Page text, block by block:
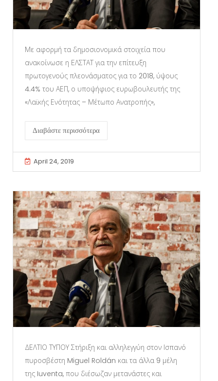
Με αφορμή τα δημοσιονομικά στοιχεία που
ανακοίνωσε η ΕΛΣΤΑΤ για την επίτευξη
πρωτογενούς πλεονάσματος για το 2018, ύψους
4.4% του ΑΕΠ, ο υποψήφιος ευρωβουλευτής της
«Λαϊκής Ενότητας – Μέτωπο Ανατροπής»,
Διαβάστε περισσότερα
April 24, 2019
ΔΕΛΤΙΟ ΤΥΠΟΥ Στήριξη και αλληλεγγύη στον Ισπανό
πυροσβέστη Miguel Roldán και τα άλλα 9 μέλη
της Iuventa, που διέσωζαν μετανάστες και